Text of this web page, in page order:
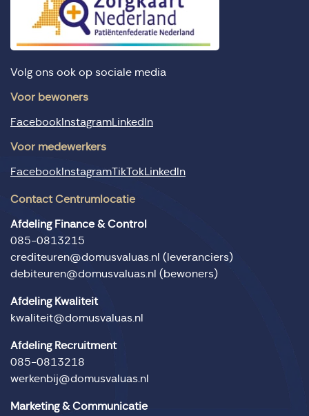
Volg ons ook op sociale media
Voor bewoners
FacebookInstagramLinkedIn
Voor medewerkers
FacebookInstagramTikTokLinkedIn
Contact Centrumlocatie
Afdeling Finance & Control
085-0813215
crediteuren@domusvaluas.nl (leveranciers)
debiteuren@domusvaluas.nl (bewoners)
Afdeling Kwaliteit
kwaliteit@domusvaluas.nl
Afdeling Recruitment
085-0813218
werkenbij@domusvaluas.nl
Marketing & Communicatie